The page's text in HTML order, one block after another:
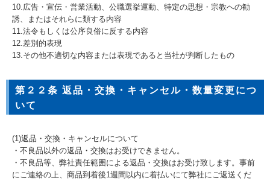
10.広告・宣伝・営業活動、公職選挙運動、特定の思想・宗教への勧
誘、またはそれらに類する内容
11.法令もしくは公序良俗に反する内容
12.差別的表現
13.その他不適切な内容または表現であると当社が判断したもの
第２２条 返品・交換・キャンセル・数量変更につ
いて
(1)返品・交換・キャンセルについて
・不良品以外の返品・交換はお受けできません。
・不良品等、弊社責任範囲による返品・交換はお受け致します。事前
にご連絡の上、商品到着後1週間以内に着払いにて弊社にご返送くだ